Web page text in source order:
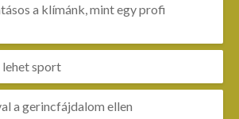
a klímánk, mint egy profi
lehet sport
a gerincfájdalom ellen